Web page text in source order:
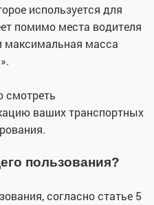
используется для
помимо места водителя
максимальная масса
смотреть
ваших транспортных
пользования?
согласно статье 5